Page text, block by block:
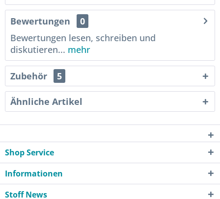
Bewertungen
0
Bewertungen lesen, schreiben und
diskutieren... mehr
Zubehör 5
Ähnliche Artikel
Shop Service
Informationen
Stoff News